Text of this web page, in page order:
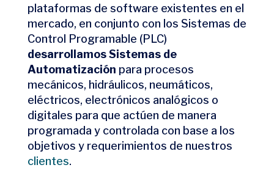
plataformas de software existentes en el
mercado, en conjunto con los Sistemas de
Control Programable (PLC)
desarrollamos Sistemas de
Automatización para procesos
mecánicos, hidráulicos, neumáticos,
eléctricos, electrónicos analógicos o
digitales para que actúen de manera
programada y controlada con base a los
objetivos y requerimientos de nuestros
clientes.​